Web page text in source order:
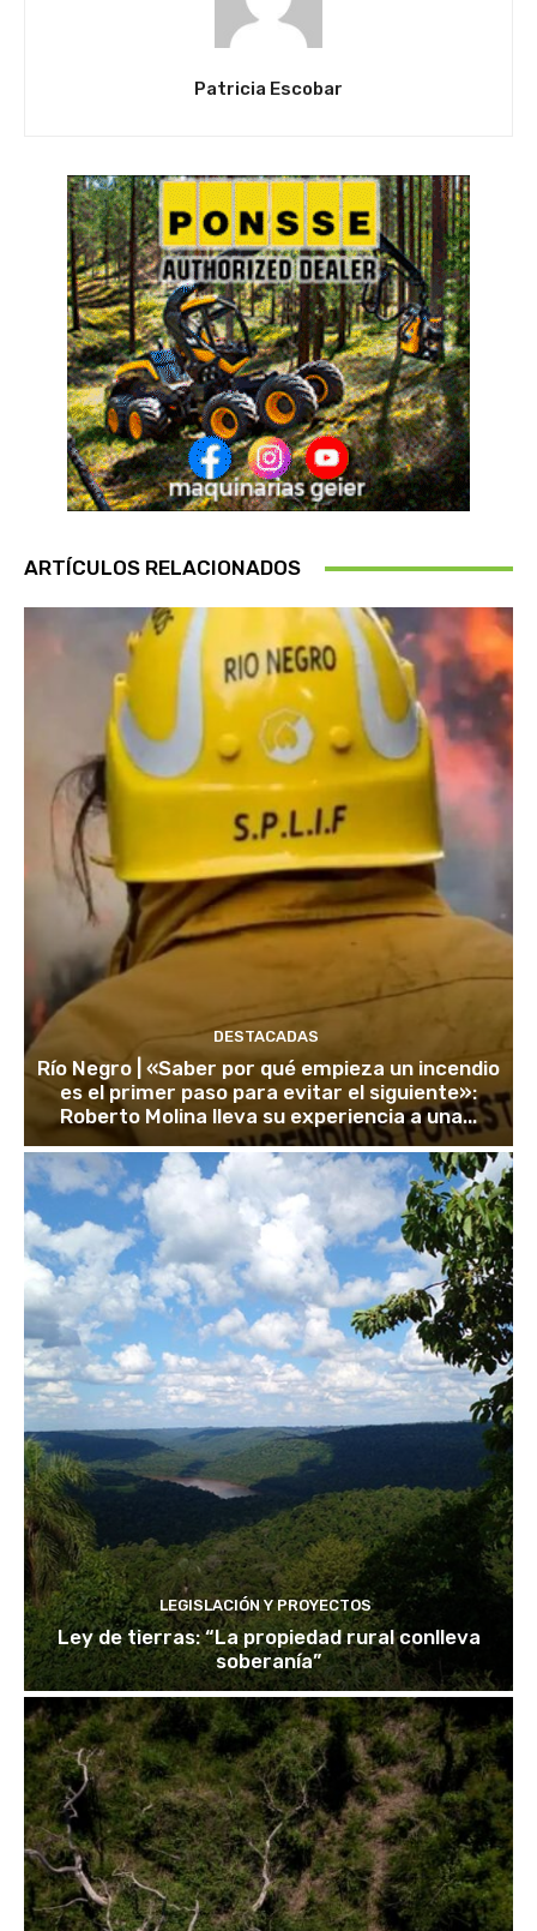
Patricia Escobar
ARTÍCULOS RELACIONADOS
DESTACADAS
Río Negro | «Saber por qué empieza un incendio
es el primer paso para evitar el siguiente»:
Roberto Molina lleva su experiencia a una...
LEGISLACIÓN Y PROYECTOS
Ley de tierras: “La propiedad rural conlleva
soberanía”